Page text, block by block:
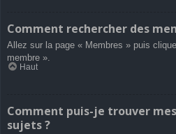
Comment rechercher des
Allez sur la page « Membres » puis
membre ».
Haut
Comment puis-je trouver
sujets ?